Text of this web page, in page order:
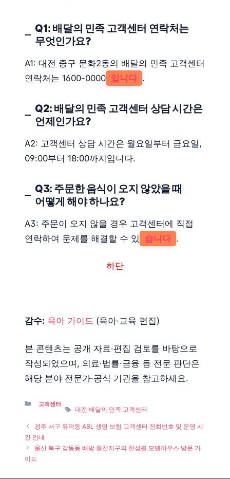
Q1: 배달의 민족 고객센터 연락처는
무엇인가요?
A1: 대전 중구 문화2동의 배달의 민족 고객센터
연락처는 1600-0000 입니다 .
Q2: 배달의 민족 고객센터 상담 시간은
언제인가요?
A2: 고객센터 상담 시간은 월요일부터 금요일,
09:00부터 18:00까지입니다.
Q3: 주문한 음식이 오지 않았을 때
어떻게 해야 하나요?
A3: 주문이 오지 않을 경우 고객센터에 직접
연락하여 문제를 해결할 수 있
습니다 .
하단
감수: 육아 가이드 (육아·교육 편집)
본 콘텐츠는 공개 자료·편집 검토를 바탕으로
작성되었으며, 의료·법률·금융 등 전문 판단은
해당 분야 전문가·공식 기관을 참고하세요.
Categories
고객센터
Tags
대전 배달의 민족 고객센터
광주 서구 유덕동 ABL 생명 보험 고객센터 전화번호 및 운영 시
간 안내
울산 북구 강동동 배방 월천지구의 한성필 모델하우스 방문 가
이드